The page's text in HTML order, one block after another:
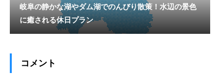
岐阜の静かな湖やダム湖でのんびり散策！水辺の景色
に癒される休日プラン
コメント